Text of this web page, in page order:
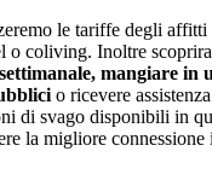
le tariffe degli affitti
o coliving. Inoltre
mangiare in
o ricevere
di svago disponibili in
la migliore connessione